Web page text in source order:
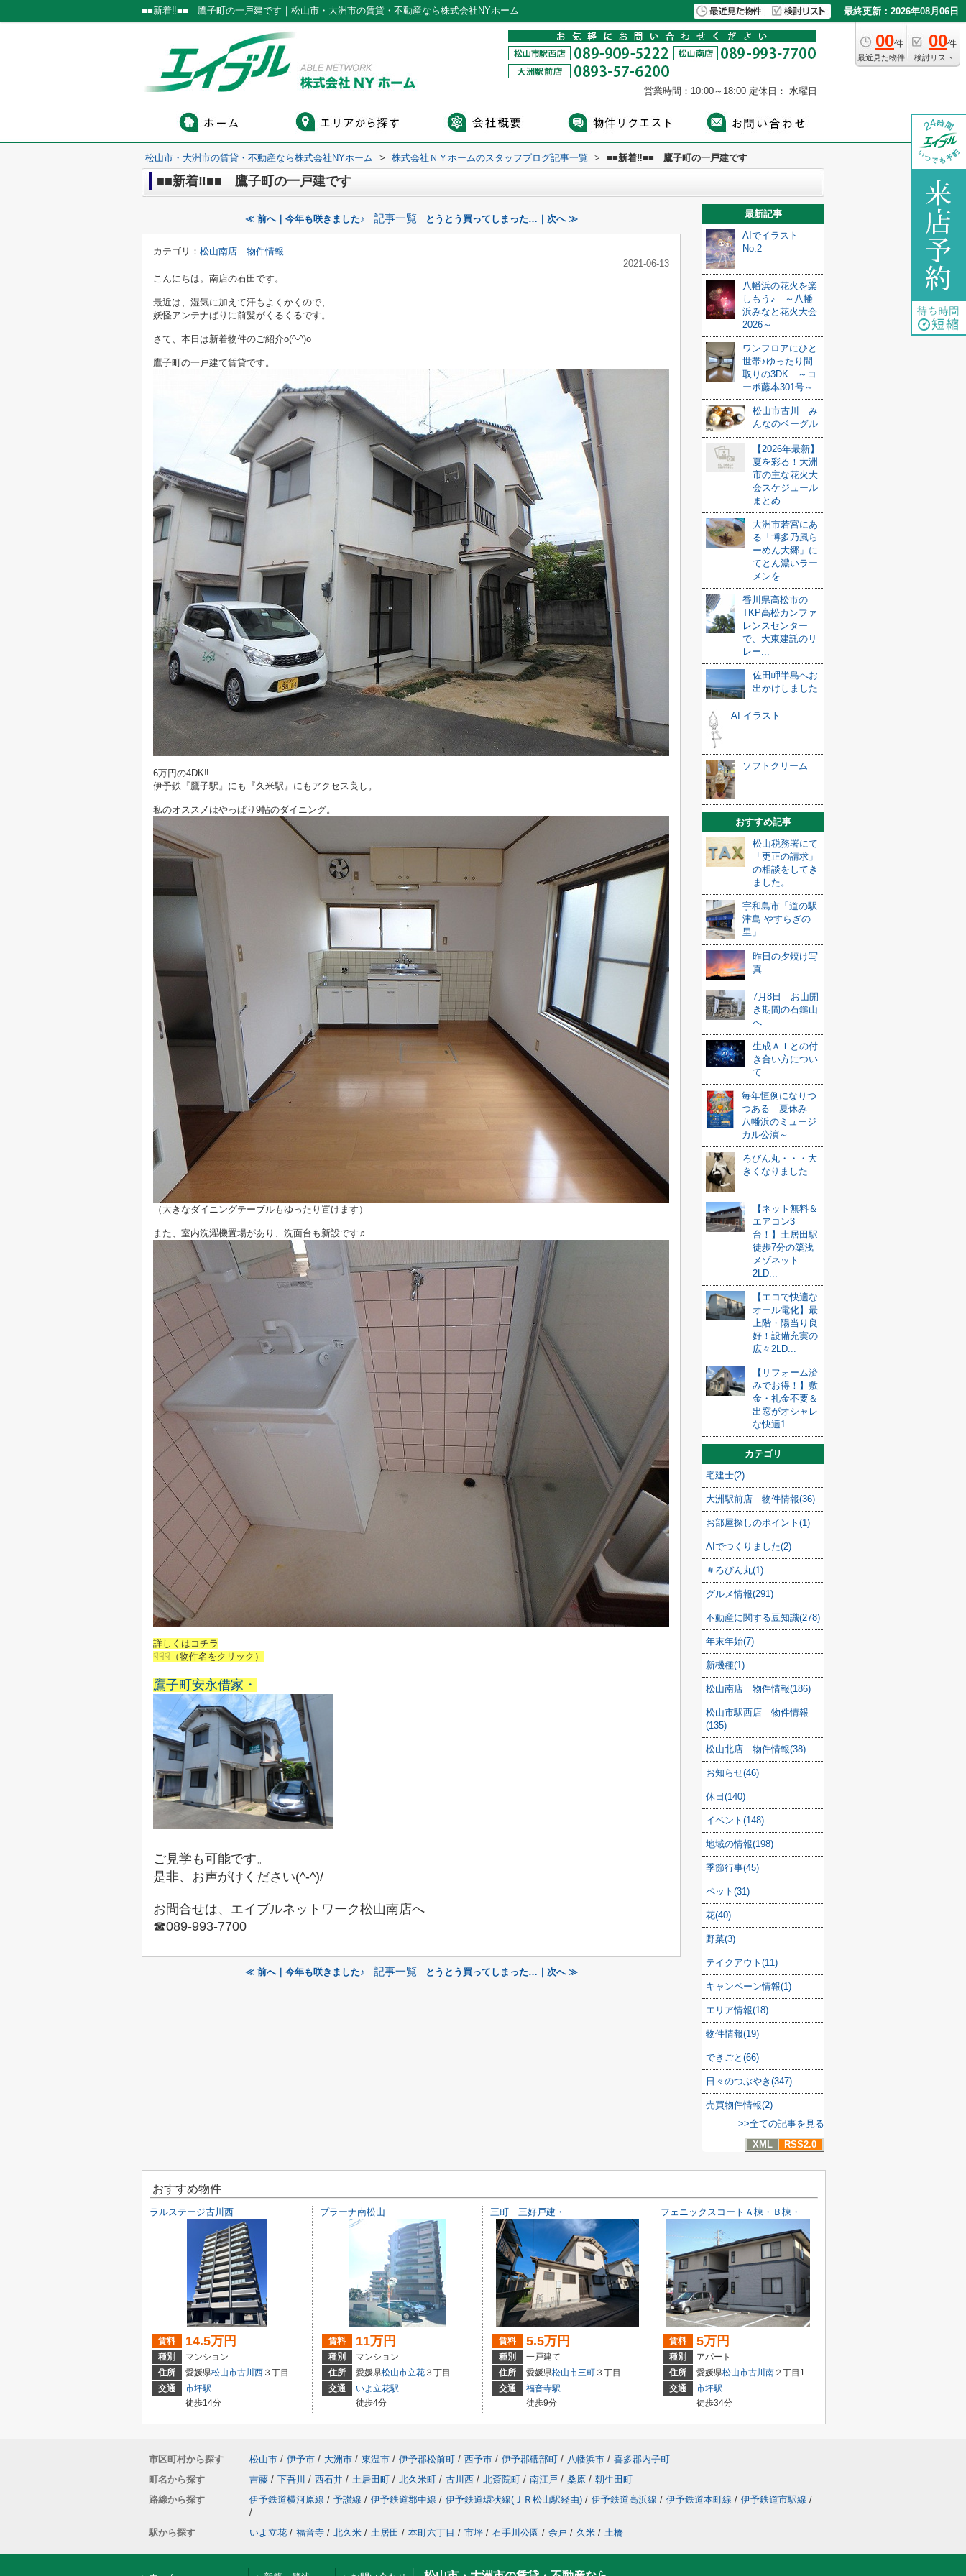
■■新着‼■■ 鷹子町の一戸建です｜松山市・大洲市の賃貸・不動産なら株式会社NYホーム 最終更新：2026年08月06日
00件
最近見た物件
00件
検討リスト
営業時間：10:00～18:00 定休日： 水曜日
松山市・大洲市の賃貸・不動産なら株式会社NYホーム > 株式会社ＮＹホームのスタッフブログ記事一覧 > ■■新着‼■■ 鷹子町の一戸建です
■■新着‼■■ 鷹子町の一戸建です
≪ 前へ｜今年も咲きました♪ 記事一覧 とうとう買ってしまった…｜次へ ≫
カテゴリ： 松山南店 物件情報
2021-06-13
こんにちは。南店の石田です。
最近は、湿気に加えて汗もよくかくので、
妖怪アンテナばりに前髪がくるくるです。
さて、本日は新着物件のご紹介o(^-^)o
鷹子町の一戸建て賃貸です。
6万円の4DK‼
伊予鉄『鷹子駅』にも『久米駅』にもアクセス良し。
私のオススメはやっぱり9帖のダイニング。
（大きなダイニングテーブルもゆったり置けます）
また、室内洗濯機置場があり、洗面台も新設です♬
詳しくはコチラ
☟☟☟（物件名をクリック）
鷹子町安永借家・
ご見学も可能です。
是非、お声がけください(^-^)/
お問合せは、エイブルネットワーク松山南店へ
☎089-993-7700
≪ 前へ｜今年も咲きました♪ 記事一覧 とうとう買ってしまった…｜次へ ≫
最新記事
AIでイラスト
No.2
八幡浜の花火を楽
しもう♪ ～八幡
浜みなと花火大会
2026～
ワンフロアにひと
世帯♪ゆったり間
取りの3DK ～コ
ーポ藤本301号～
松山市古川 み
んなのベーグル
【2026年最新】
夏を彩る！大洲
市の主な花火大
会スケジュール
まとめ
大洲市若宮にあ
る「博多乃風ら
ーめん大郷」に
てとん濃いラー
メンを...
香川県高松市の
TKP高松カンファ
レンスセンター
で、大東建託のリ
レー...
佐田岬半島へお
出かけしました
AI イラスト
ソフトクリーム
おすすめ記事
松山税務署にて
「更正の請求」
の相談をしてき
ました。
宇和島市「道の駅
津島 やすらぎの
里」
昨日の夕焼け写
真
7月8日 お山開
き期間の石鎚山
へ
生成ＡＩとの付
き合い方につい
て
毎年恒例になりつ
つある 夏休み
八幡浜のミュージ
カル公演～
ろびん丸・・・大
きくなりました
【ネット無料＆
エアコン3
台！】土居田駅
徒歩7分の築浅
メゾネット
2LD...
【エコで快適な
オール電化】最
上階・陽当り良
好！設備充実の
広々2LD...
【リフォーム済
みでお得！】敷
金・礼金不要＆
出窓がオシャレ
な快適1...
カテゴリ
宅建士(2)
大洲駅前店 物件情報(36)
お部屋探しのポイント(1)
AIでつくりました(2)
＃ろびん丸(1)
グルメ情報(291)
不動産に関する豆知識(278)
年末年始(7)
新機種(1)
松山南店 物件情報(186)
松山市駅西店 物件情報
(135)
松山北店 物件情報(38)
お知らせ(46)
休日(140)
イベント(148)
地域の情報(198)
季節行事(45)
ペット(31)
花(40)
野菜(3)
テイクアウト(11)
キャンペーン情報(1)
エリア情報(18)
物件情報(19)
できごと(66)
日々のつぶやき(347)
売買物件情報(2)
>>全ての記事を見る
XML
RSS2.0
おすすめ物件
ラルステージ古川西
賃料 14.5万円
種別
マンション
住所
愛媛県松山市古川西 ３丁目
交通
市坪駅
徒歩14分
プラーナ南松山
賃料 11万円
種別
マンション
住所
愛媛県松山市立花 ３丁目
交通
いよ立花駅
徒歩4分
三町 三好戸建・
賃料 5.5万円
種別
一戸建て
住所
愛媛県松山市三町 ３丁目
交通
福音寺駅
徒歩9分
フェニックスコートＡ棟・Ｂ棟・
賃料 5万円
種別
アパート
住所
愛媛県松山市古川南 ２丁目10-34
交通
市坪駅
徒歩34分
市区町村から探す 松山市 / 伊予市 / 大洲市 / 東温市 / 伊予郡松前町 / 西予市 / 伊予郡砥部町 / 八幡浜市 / 喜多郡内子町
町名から探す
吉藤 / 下吾川 / 西石井 / 土居田町 / 北久米町 / 古川西 / 北斎院町 / 南江戸 / 桑原 / 朝生田町
路線から探す
伊予鉄道横河原線 / 予讃線 / 伊予鉄道郡中線 / 伊予鉄道環状線(ＪＲ松山駅経由) / 伊予鉄道高浜線 / 伊予鉄道本町線 / 伊予鉄道市駅線 /
/
駅から探す
いよ立花 / 福音寺 / 北久米 / 土居田 / 本町六丁目 / 市坪 / 石手川公園 / 余戸 / 久米 / 土橋